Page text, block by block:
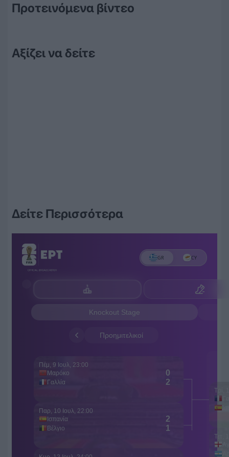
Προτεινόμενα βίντεο
Αξίζει να δείτε
Δείτε Περισσότερα